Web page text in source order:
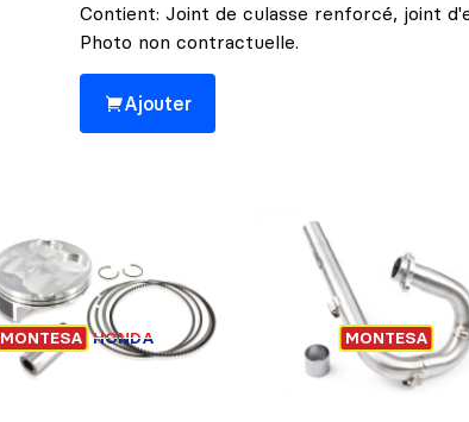
Contient: Joint de culasse renforcé, joint
Photo non contractuelle.
Ajouter
Cela pourrait vous intéresser 👀
MONTESA HONDA
PISTON MONTESA MONTESA
ECHAPPEMENT
MONTESA